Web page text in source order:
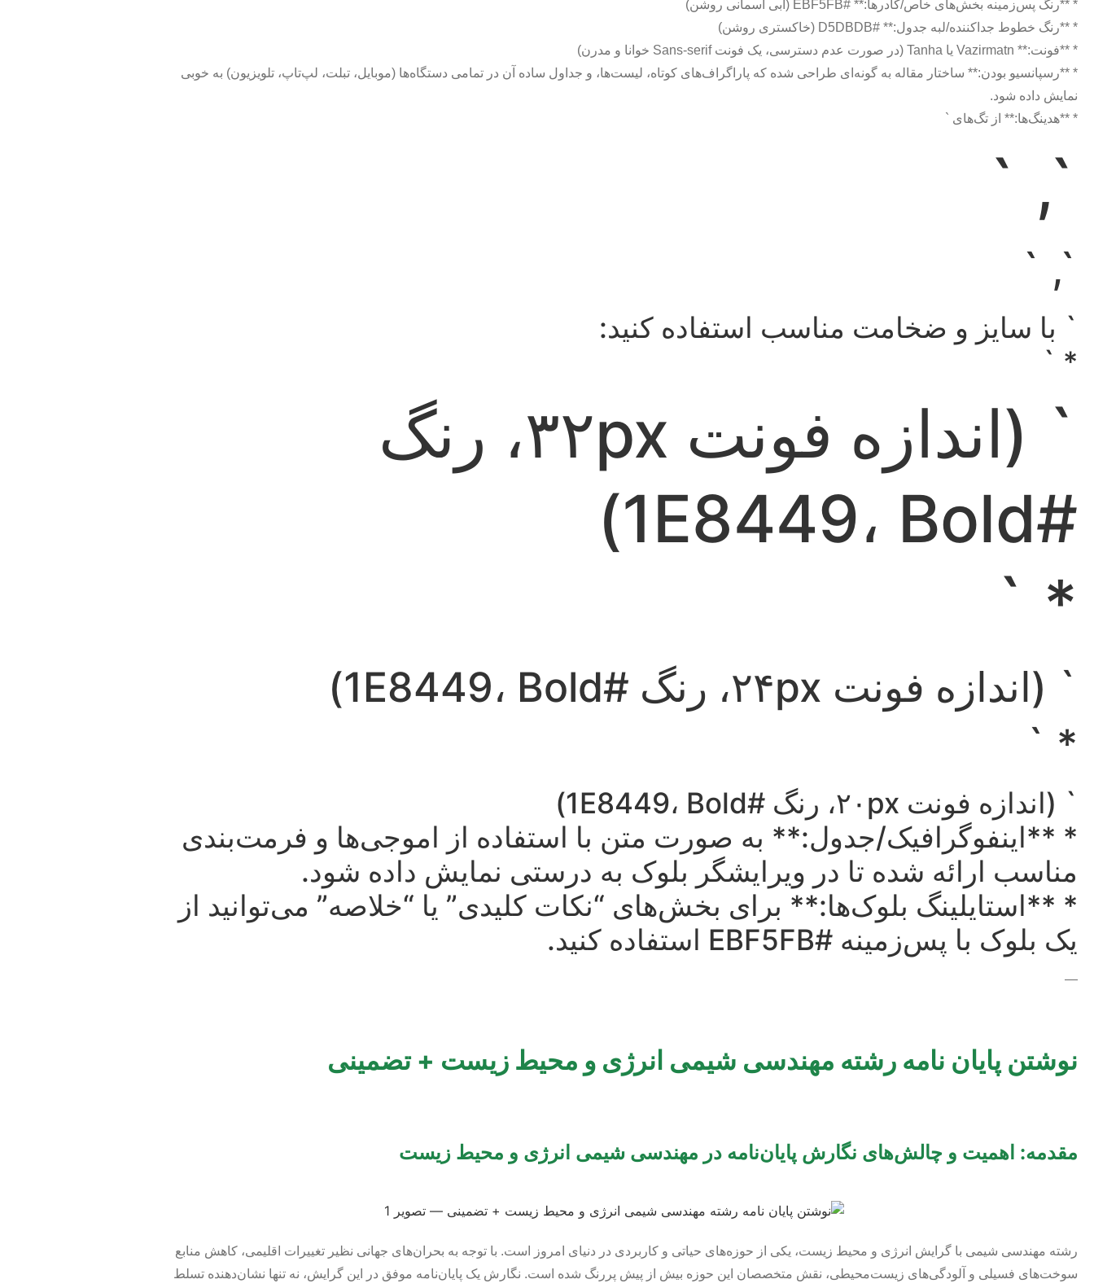
* **رنگ پس‌زمینه بخش‌های خاص/کادرها:** #EBF5FB (آبی آسمانی روشن)
* **رنگ خطوط جداکننده/لبه جدول:** #D5DBDB (خاکستری روشن)
* **فونت:** Vazirmatn یا Tanha (در صورت عدم دسترسی، یک فونت Sans-serif خوانا و مدرن)
* **رسپانسیو بودن:** ساختار مقاله به گونه‌ای طراحی شده که پاراگراف‌های کوتاه، لیست‌ها، و جداول ساده آن در تمامی دستگاه‌ها (موبایل، تبلت، لپ‌تاپ، تلویزیون) به خوبی
نمایش داده شود.
* **هدینگ‌ها:** از تگ‌های `
`, `
`, `
` با سایز و ضخامت مناسب استفاده کنید:
* `
` (اندازه فونت ۳۲px، رنگ
#1E8449، Bold)
* `
` (اندازه فونت ۲۴px، رنگ #1E8449، Bold)
* `
` (اندازه فونت ۲۰px، رنگ #1E8449، Bold)
* **اینفوگرافیک/جدول:** به صورت متن با استفاده از اموجی‌ها و فرمت‌بندی
مناسب ارائه شده تا در ویرایشگر بلوک به درستی نمایش داده شود.
* **استایلینگ بلوک‌ها:** برای بخش‌های “نکات کلیدی” یا “خلاصه” می‌توانید از
یک بلوک با پس‌زمینه #EBF5FB استفاده کنید.
—
نوشتن پایان نامه رشته مهندسی شیمی انرژی و محیط زیست + تضمینی
مقدمه: اهمیت و چالش‌های نگارش پایان‌نامه در مهندسی شیمی انرژی و محیط زیست
رشته مهندسی شیمی با گرایش انرژی و محیط زیست، یکی از حوزه‌های حیاتی و کاربردی در دنیای امروز است. با توجه به بحران‌های جهانی نظیر تغییرات اقلیمی، کاهش منابع
سوخت‌های فسیلی و آلودگی‌های زیست‌محیطی، نقش متخصصان این حوزه بیش از پیش پررنگ شده است. نگارش یک پایان‌نامه موفق در این گرایش، نه تنها نشان‌دهنده تسلط